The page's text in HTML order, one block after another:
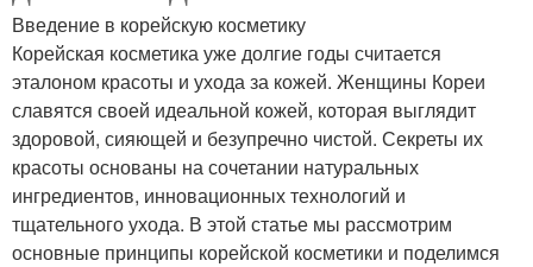
Введение в корейскую косметику
Корейская косметика уже долгие годы считается
эталоном красоты и ухода за кожей. Женщины Кореи
славятся своей идеальной кожей, которая выглядит
здоровой, сияющей и безупречно чистой. Секреты их
красоты основаны на сочетании натуральных
ингредиентов, инновационных технологий и
тщательного ухода. В этой статье мы рассмотрим
основные принципы корейской косметики и поделимся